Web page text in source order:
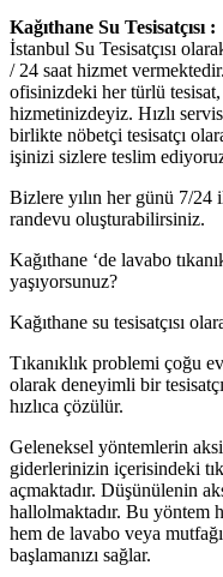
Kağıthane Su Tesisatçısı :
İstanbul Su Tesisatçısı
/ 24 saat hizmet
ofisinizdeki her türlü
hizmetinizdeyiz. Hızlı
birlikte nöbetçi tesisatçı
işinizi sizlere teslim
Bizlere yılın her günü 7/24
randevu oluşturabilirsiniz.
Kağıthane ‘de lavabo
yaşıyorsunuz?
Kağıthane su tesisatçısı
Tıkanıklık problemi çoğu
olarak deneyimli bir
hızlıca çözülür.
Geleneksel yöntemlerin
giderlerinizin içerisindeki
açmaktadır. Düşünülenin
hallolmaktadır. Bu yöntem
hem de lavabo veya
başlamanızı sağlar.